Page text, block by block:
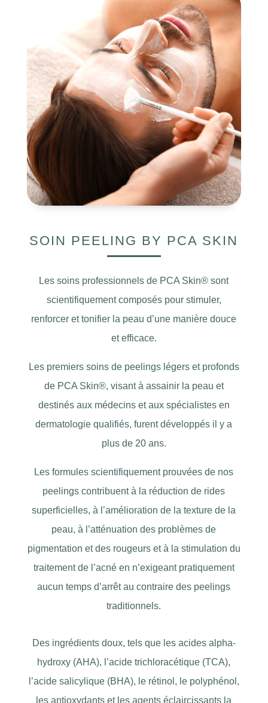
SOIN PEELING BY PCA SKIN
Les soins professionnels de PCA Skin® sont
scientifiquement composés pour stimuler,
renforcer et tonifier la peau d’une manière douce
et efficace.
Les premiers soins de peelings légers et profonds
de PCA Skin®, visant à assainir la peau et
destinés aux médecins et aux spécialistes en
dermatologie qualifiés, furent développés il y a
plus de 20 ans.
Les formules scientifiquement prouvées de nos
peelings contribuent à la réduction de rides
superficielles, à l’amélioration de la texture de la
peau, à l’atténuation des problèmes de
pigmentation et des rougeurs et à la stimulation du
traitement de l’acné en n’exigeant pratiquement
aucun temps d’arrêt au contraire des peelings
traditionnels.
Des ingrédients doux, tels que les acides alpha-
hydroxy (AHA), l’acide trichloracétique (TCA),
l’acide salicylique (BHA), le rétinol, le polyphénol,
les antioxydants et les agents éclaircissants la